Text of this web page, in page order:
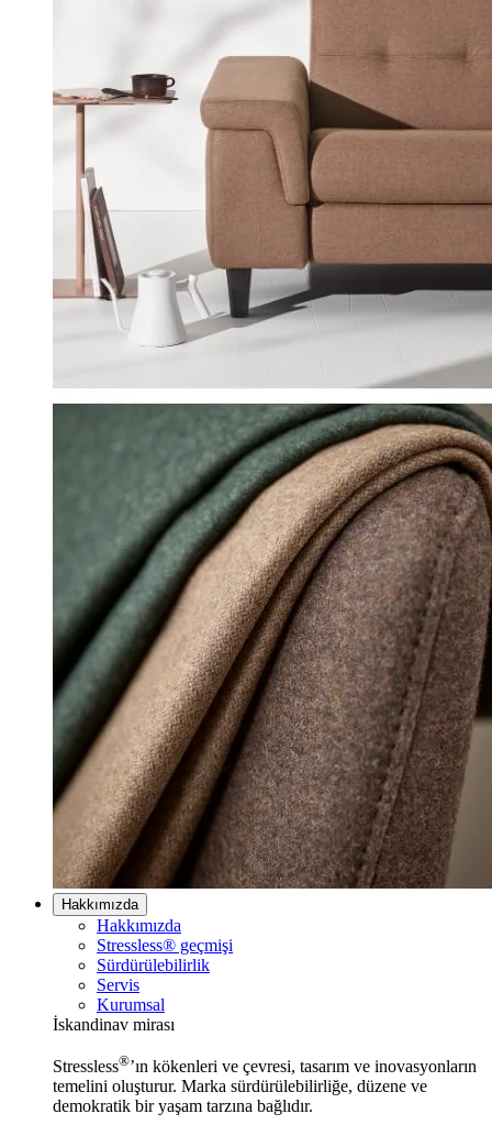
Hakkımızda
Hakkımızda
Stressless® geçmişi
Sürdürülebilirlik
Servis
Kurumsal
İskandinav mirası
Stressless®’ın kökenleri ve çevresi, tasarım ve inovasyonların
temelini oluşturur. Marka sürdürülebilirliğe, düzene ve
demokratik bir yaşam tarzına bağlıdır.